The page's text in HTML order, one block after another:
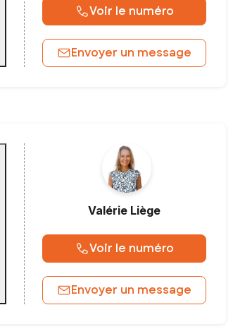
Voir le numéro
Envoyer un message
Valérie Liège
Voir le numéro
Envoyer un message